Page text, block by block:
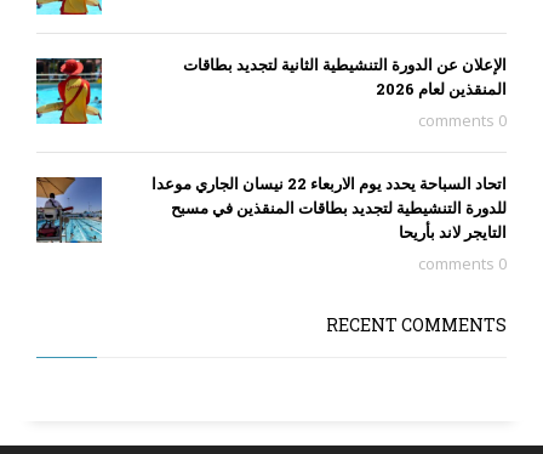
الإعلان عن الدورة التنشيطية الثانية لتجديد بطاقات
المنقذين لعام 2026
0 comments
اتحاد السباحة يحدد يوم الاربعاء 22 نيسان الجاري موعدا
للدورة التنشيطية لتجديد بطاقات المنقذين في مسبح
التايجر لاند بأريحا
0 comments
RECENT COMMENTS